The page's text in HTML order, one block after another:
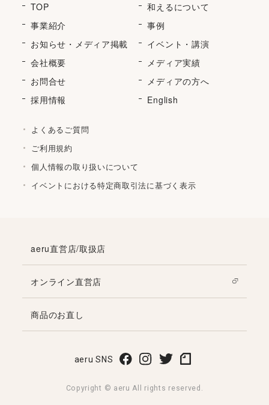
TOP
和えるについて
事業紹介
事例
お知らせ・メディア掲載
イベント・講演
会社概要
メディア実績
お問合せ
メディアの方へ
採用情報
English
よくあるご質問
ご利用規約
個人情報の取り扱いについて
イベントにおける特定商取引法に基づく表示
aeru直営店/取扱店
オンライン直営店
商品のお直し
aeru SNS
Copyright © aeru All rights reserved.